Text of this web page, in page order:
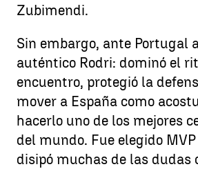
Zubimendi.
Sin embargo, ante Portugal
auténtico Rodri: dominó el
encuentro, protegió la
mover a España como
hacerlo uno de los mejores
del mundo. Fue elegido
disipó muchas de las dudas